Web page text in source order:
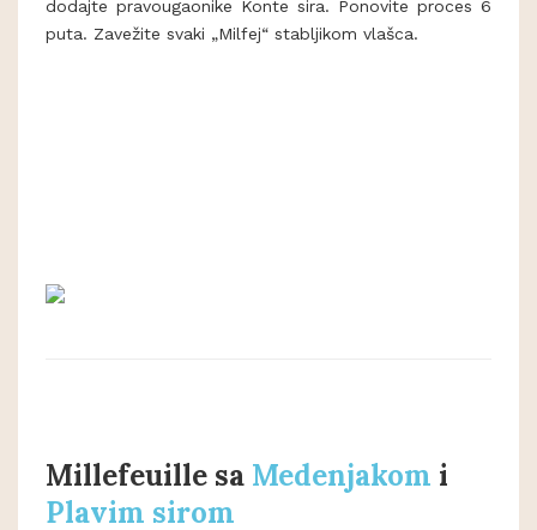
dodajte pravougaonike Konte sira. Ponovite proces 6
puta. Zavežite svaki „Milfej“ stabljikom vlašca.
Millefeuille sa Medenjakom i
Plavim sirom